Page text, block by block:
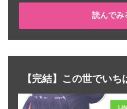
読んでみ
【完結】この世でいち